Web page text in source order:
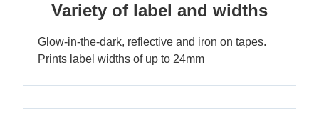
Variety of label and widths
Glow-in-the-dark, reflective and iron on tapes.
Prints label widths of up to 24mm